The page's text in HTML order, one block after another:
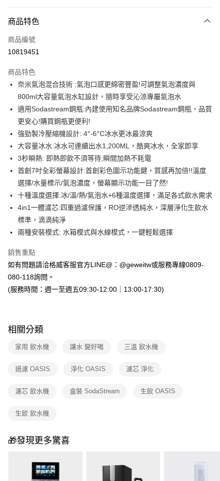
3 期 0 利率 每期
合作金庫商業銀行
上海商業儲蓄銀行
臺灣中小企業銀行
匯豐（台灣）商業銀行
華泰商業銀行
聯邦商業銀行
遠東國際商業銀行
元大商業銀行
永豐商業銀行
玉山商業銀行
台灣樂天信用卡公司
合作金庫商業銀行
上海商業儲蓄銀行
國泰世華商業銀行
兆豐國際商業銀行
匯豐（台灣）商業銀行
華泰商業銀行
聯邦商業銀行
遠東國際商業銀行
元大商業銀行
玉山商業銀行
星展（台灣）商業銀行
台新國際商業銀行
中國信託商業銀行
即享券
LINE Pay
Apple Pay
街口支付
Google Pay
ATM付款
運送方式
宅配
每筆NT$100，滿NT$999(含以上)免運費
商品特色
商品編號
10819451
商品特色
奈米氣泡混合技術 :氣泡口感更綿密豐盈!可調整氣泡濃度與
800ml大容量氣泡水缸設計，隨時享受沁涼專屬氣泡水
適用Sodastream鋼瓶:內建使用知名品牌Sodastream鋼瓶，品質
更安心!購買鋼瓶更便利!
強勁製冷壓縮機設計: 4°-6°C冰水更冰最涼爽
大容量冰水:冰水可連續出水1,200ML，酷爽冰水，全家即享
3秒瞬熱: 即熱即飲不須等待;瞬間加熱不耗電
首創7吋全彩螢幕設計:首創彩色圖示功能鍵，質感再加倍!!溫度
選擇/水量標示/氣泡濃度，螢幕顯示功能一目了然!
十種溫度選擇:冰/溫/熱/氣泡水+6種溫度選擇，滿足各式飲水需求
4in1一體濾芯:四重過濾保護，RO逆滲透純水，深層淨化生飲水
標準，滴滴純淨
兩種安裝模式: 水箱模式與水線模式，一鍵輕鬆選擇
銷售重點
如有問題請洽格威客服官方LINE@：@geweitw或服務專線0809-
080-118詢問。
(服務時間：週一至週五09:30-12:00｜13:00-17:30)
相關分類
家用 飲水機 讓水 變好喝 三溫 飲水機
過濾 OASIS 淨化 OASIS 濾芯 淨化
濾芯 飲水機 盒裝 SodaStream 生飲 OASIS
生飲 飲水機
🎁發現更多驚喜